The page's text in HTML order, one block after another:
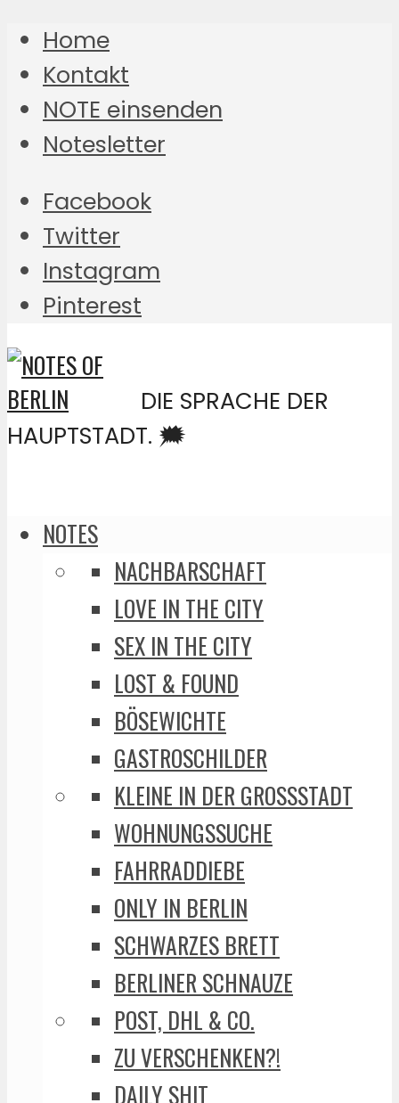
Home
Kontakt
NOTE einsenden
Notesletter
Facebook
Twitter
Instagram
Pinterest
DIE SPRACHE DER
HAUPTSTADT. 🗯️
NOTES
NACHBARSCHAFT
LOVE IN THE CITY
SEX IN THE CITY
LOST & FOUND
BÖSEWICHTE
GASTROSCHILDER
KLEINE IN DER GROSSSTADT
WOHNUNGSSUCHE
FAHRRADDIEBE
ONLY IN BERLIN
SCHWARZES BRETT
BERLINER SCHNAUZE
POST, DHL & CO.
ZU VERSCHENKEN?!
DAILY SHIT